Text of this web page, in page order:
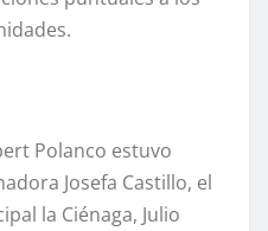
Polanco estuvo
Josefa Castillo, el
la Ciénaga, Julio